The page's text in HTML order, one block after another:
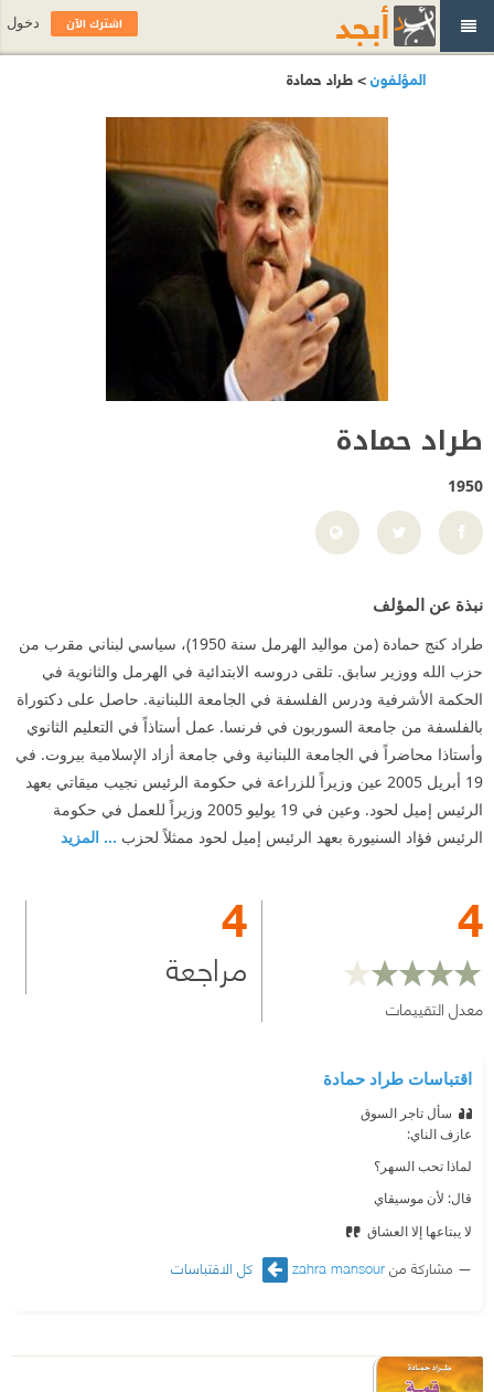
المؤلفون> طراد حمادة
طراد حمادة
1950
نبذة عن المؤلف
طراد كنج حمادة (من مواليد الهرمل سنة 1950)، سياسي لبناني مقرب من
حزب الله ووزير سابق. تلقى دروسه الابتدائية في الهرمل والثانوية في
الحكمة الأشرفية ودرس الفلسفة في الجامعة اللبنانية. حاصل على دكتوراة
بالفلسفة من جامعة السوربون في فرنسا. عمل أستاذاً في التعليم الثانوي
وأستاذا محاضراً في الجامعة اللبنانية وفي جامعة أزاد الإسلامية بيروت. في
19 أبريل 2005 عين وزيراً للزراعة في حكومة الرئيس نجيب ميقاتي بعهد
الرئيس إميل لحود. وعين في 19 يوليو 2005 وزيراً للعمل في حكومة
الرئيس فؤاد السنيورة بعهد الرئيس إميل لحود ممثلاً لحزب ... المزيد
4
معدل التقييمات
4
مراجعة
اقتباسات طراد حمادة
سأل تاجر السوق
عازف الناي:
لماذا تحب السهر؟
قال: لأن موسيقاي
لا يبتاعها إلا العشاق
مشاركة منzahra mansour كل الاقتباسات
اشترك الآن دخول